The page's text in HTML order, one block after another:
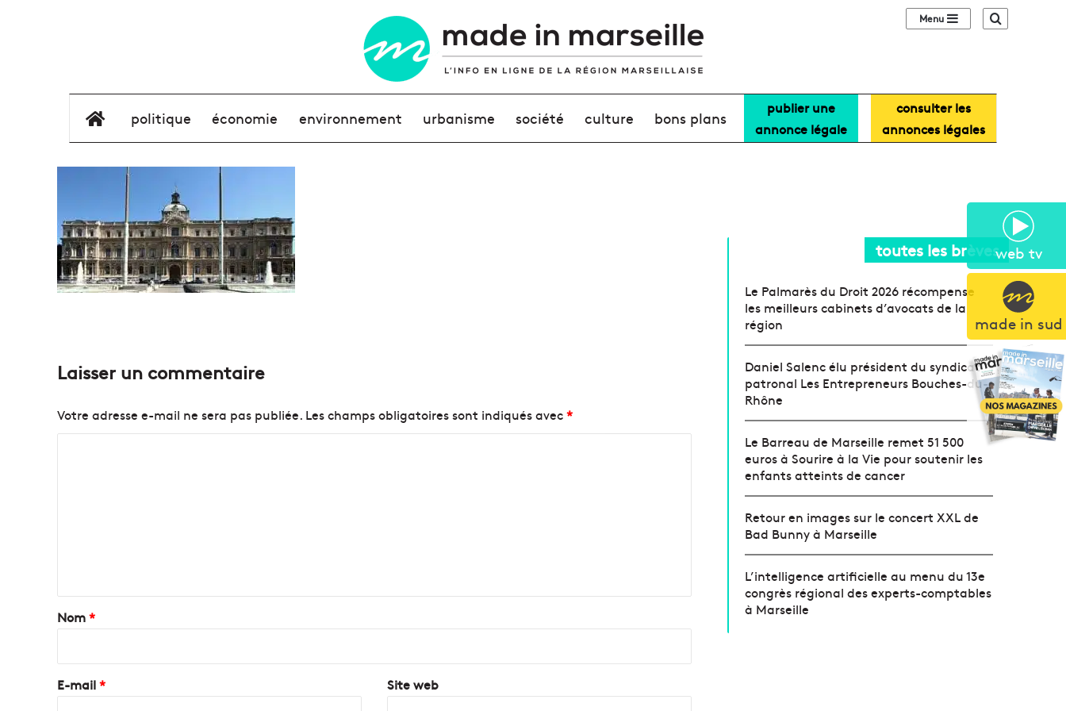
web tv
made in sud
Sidebar (barre
élément de menu
politique économie environnement urbanisme société culture bons plans
publier une
annonce légale
consulter les
annonces légales
Laisser un commentaire
Votre adresse e-mail ne sera pas publiée. Les champs obligatoires sont indiqués avec*
a
r
e
Nom*
E-mail* Site web
toutes les brèves
Le Palmarès du Droit 2026 récompense
les meilleurs cabinets d’avocats de la
région
Daniel Salenc élu président du syndicat
patronal Les Entrepreneurs Bouches-du-
Rhône
Le Barreau de Marseille remet 51 500
euros à Sourire à la Vie pour soutenir les
enfants atteints de cancer
Retour en images sur le concert XXL de
Bad Bunny à Marseille
L’intelligence artificielle au menu du 13e
congrès régional des experts-comptables
à Marseille